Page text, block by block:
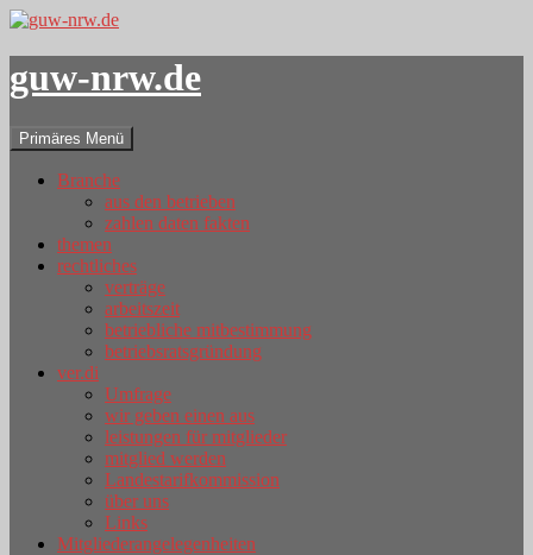
guw-nrw.de
Suchen
Primäres Menü
Inhalt
Branche
aus den betrieben
zahlen daten fakten
themen
rechtliches
verträge
arbeitszeit
betriebliche mitbestimmung
betriebsratsgründung
ver.di
Umfrage
wir geben einen aus
leistungen für mitglieder
mitglied werden
Landestarifkommission
über uns
Links
Mitgliederangelegenheiten